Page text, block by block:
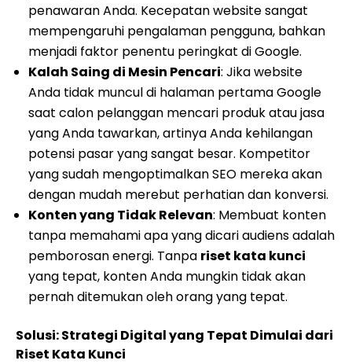
penawaran Anda. Kecepatan website sangat
mempengaruhi pengalaman pengguna, bahkan
menjadi faktor penentu peringkat di Google.
Kalah Saing di Mesin Pencari: Jika website
Anda tidak muncul di halaman pertama Google
saat calon pelanggan mencari produk atau jasa
yang Anda tawarkan, artinya Anda kehilangan
potensi pasar yang sangat besar. Kompetitor
yang sudah mengoptimalkan SEO mereka akan
dengan mudah merebut perhatian dan konversi.
Konten yang Tidak Relevan: Membuat konten
tanpa memahami apa yang dicari audiens adalah
pemborosan energi. Tanpa riset kata kunci
yang tepat, konten Anda mungkin tidak akan
pernah ditemukan oleh orang yang tepat.
Solusi: Strategi Digital yang Tepat Dimulai dari
Riset Kata Kunci